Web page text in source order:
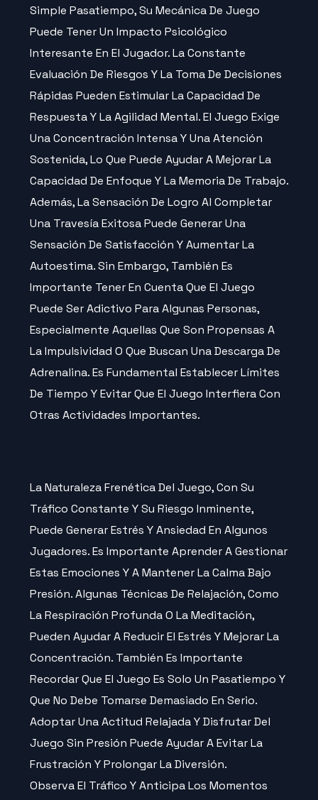
Simple Pasatiempo, Su Mecánica De Juego
Puede Tener Un Impacto Psicológico
Interesante En El Jugador. La Constante
Evaluación De Riesgos Y La Toma De Decisiones
Rápidas Pueden Estimular La Capacidad De
Respuesta Y La Agilidad Mental. El Juego Exige
Una Concentración Intensa Y Una Atención
Sostenida, Lo Que Puede Ayudar A Mejorar La
Capacidad De Enfoque Y La Memoria De Trabajo.
Además, La Sensación De Logro Al Completar
Una Travesía Exitosa Puede Generar Una
Sensación De Satisfacción Y Aumentar La
Autoestima. Sin Embargo, También Es
Importante Tener En Cuenta Que El Juego
Puede Ser Adictivo Para Algunas Personas,
Especialmente Aquellas Que Son Propensas A
La Impulsividad O Que Buscan Una Descarga De
Adrenalina. Es Fundamental Establecer Límites
De Tiempo Y Evitar Que El Juego Interfiera Con
Otras Actividades Importantes.
La Naturaleza Frenética Del Juego, Con Su
Tráfico Constante Y Su Riesgo Inminente,
Puede Generar Estrés Y Ansiedad En Algunos
Jugadores. Es Importante Aprender A Gestionar
Estas Emociones Y A Mantener La Calma Bajo
Presión. Algunas Técnicas De Relajación, Como
La Respiración Profunda O La Meditación,
Pueden Ayudar A Reducir El Estrés Y Mejorar La
Concentración. También Es Importante
Recordar Que El Juego Es Solo Un Pasatiempo Y
Que No Debe Tomarse Demasiado En Serio.
Adoptar Una Actitud Relajada Y Disfrutar Del
Juego Sin Presión Puede Ayudar A Evitar La
Frustración Y Prolongar La Diversión.
Observa El Tráfico Y Anticipa Los Momentos